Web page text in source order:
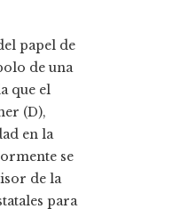
papel de
de una
que el
(D),
en la
se
de la
para